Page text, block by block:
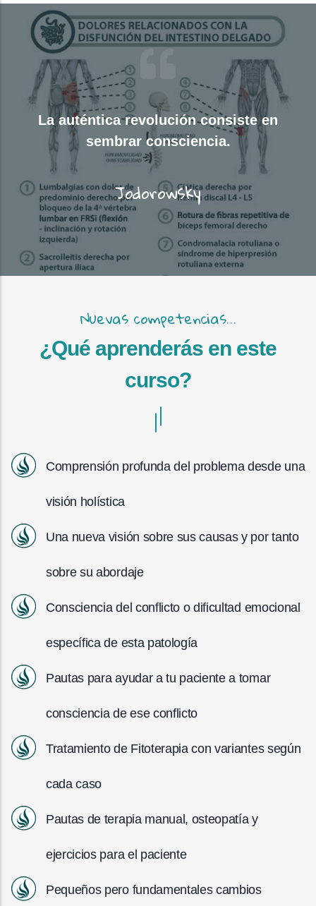
La auténtica revolución consiste en
sembrar consciencia.
Jodorowsky
Nuevas competencias...
¿Qué aprenderás en este
curso?
Comprensión profunda del problema desde una
visión holística
Una nueva visión sobre sus causas y por tanto
sobre su abordaje
Consciencia del conflicto o dificultad emocional
específica de esta patología
Pautas para ayudar a tu paciente a tomar
consciencia de ese conflicto
Tratamiento de Fitoterapia con variantes según
cada caso
Pautas de terapia manual, osteopatía y
ejercicios para el paciente
Pequeños pero fundamentales cambios